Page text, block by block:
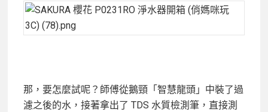
那，要怎麼試呢？師傅從鵝頸「智慧龍頭」中裝了過
濾之後的水，接著拿出了 TDS 水質檢測筆，直接測